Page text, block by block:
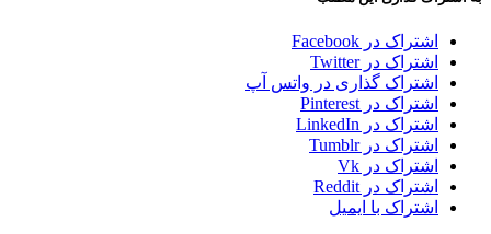
اشتراک در Facebook
اشتراک در Twitter
اشتراک گذاری در واتس آپ
اشتراک در Pinterest
اشتراک در LinkedIn
اشتراک در Tumblr
اشتراک در Vk
اشتراک در Reddit
اشتراک با ایمیل